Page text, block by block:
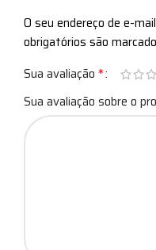
O seu endereço de e-
obrigatórios são
Sua avaliação *
Sua avaliação sobre o